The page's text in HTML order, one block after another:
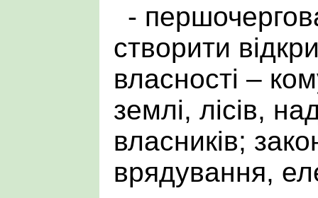
-
створити
власності –
землі, лісів,
власників;
врядування,